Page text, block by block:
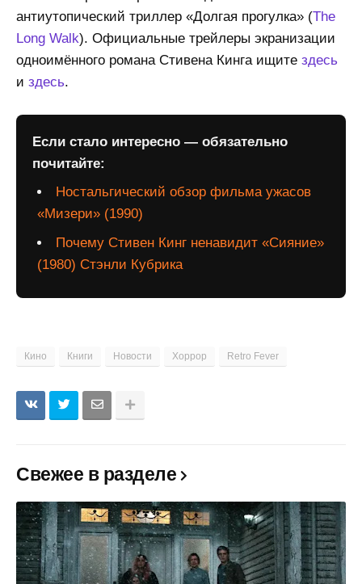
антиутопический триллер «Долгая прогулка» (The
Long Walk). Официальные трейлеры экранизации
одноимённого романа Стивена Кинга ищите здесь
и здесь.
Если стало интересно — обязательно
почитайте:
Ностальгический обзор фильма ужасов
«Мизери» (1990)
Почему Стивен Кинг ненавидит «Сияние»
(1980) Стэнли Кубрика
Кино Книги Новости Хоррор Retro Fever
Свежее в разделе